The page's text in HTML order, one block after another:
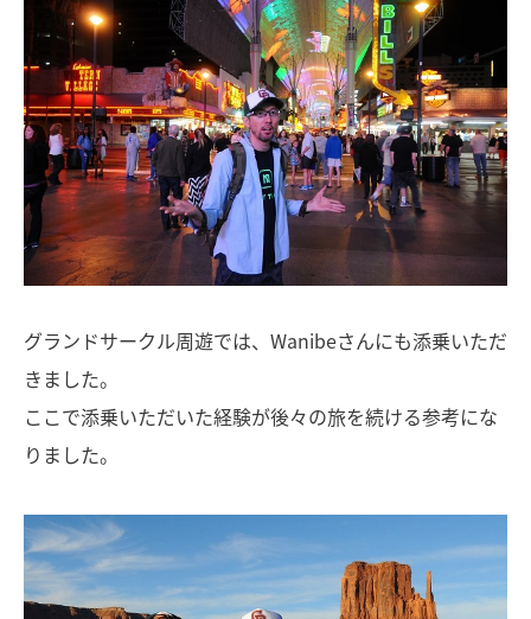
グランドサークル周遊では、Wanibeさんにも添乗いただ
きました。
ここで添乗いただいた経験が後々の旅を続ける参考にな
りました。